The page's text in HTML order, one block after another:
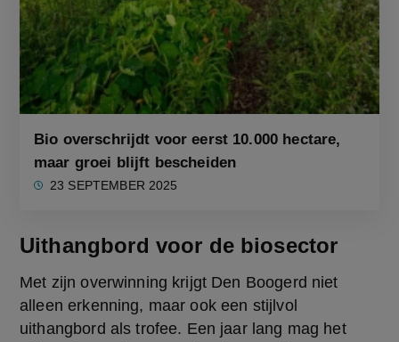
Bio overschrijdt voor eerst 10.000 hectare,
maar groei blijft bescheiden
23 SEPTEMBER 2025
Uithangbord voor de biosector
Met zijn overwinning krijgt Den Boogerd niet
alleen erkenning, maar ook een stijlvol
uithangbord als trofee. Een jaar lang mag het